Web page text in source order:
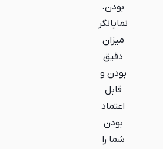
بودن،
نمایانگر
میزان
دقیق
بودن و
قابل
اعتماد
بودن
شما را